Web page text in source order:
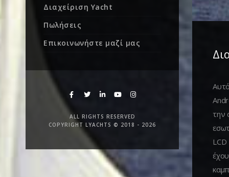
Διαχείριση Yacht
Πωλήσεις
Επικοινωνήστε μαζί μας
ALL RIGHTS RESERVED
COPYRIGHT LYACHTS © 2018 - 2026
την